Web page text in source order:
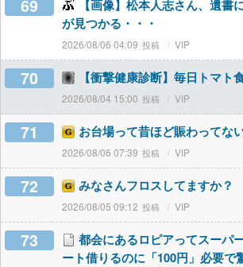
69
【画像】松本人志さん、遺書
が見つかる・・・
2026/08/06 04:09 VIP
70 【衝撃健康診断】毎日トマト
2026/08/04 15:00 VIP
71 お台場って昔ほど賑わってな
2026/08/06 07:39 VIP
72 みなさんフロスしてますか？
2026/08/05 09:12 VIP
73
都会にあるロピアってスーパ
ート借りるのに「100円」必要で